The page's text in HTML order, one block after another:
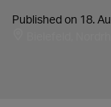
Published on 18.